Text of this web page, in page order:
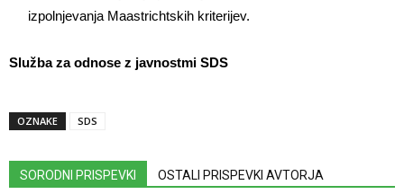
izpolnjevanja Maastrichtskih kriterijev.
Služba za odnose z javnostmi SDS
OZNAKE SDS
SORODNI PRISPEVKI OSTALI PRISPEVKI AVTORJA